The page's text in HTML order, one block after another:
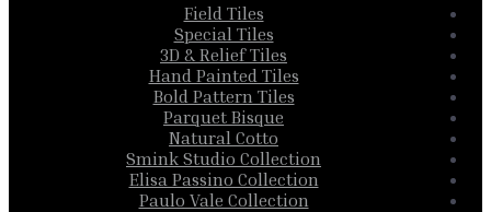
Field Tiles
Special Tiles
3D & Relief Tiles
Hand Painted Tiles
Bold Pattern Tiles
Parquet Bisque
Natural Cotto
Smink Studio Collection
Elisa Passino Collection
Paulo Vale Collection